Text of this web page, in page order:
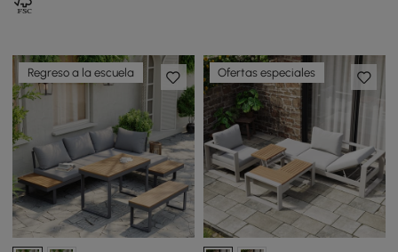
Regreso a la escuela Ofertas especiales